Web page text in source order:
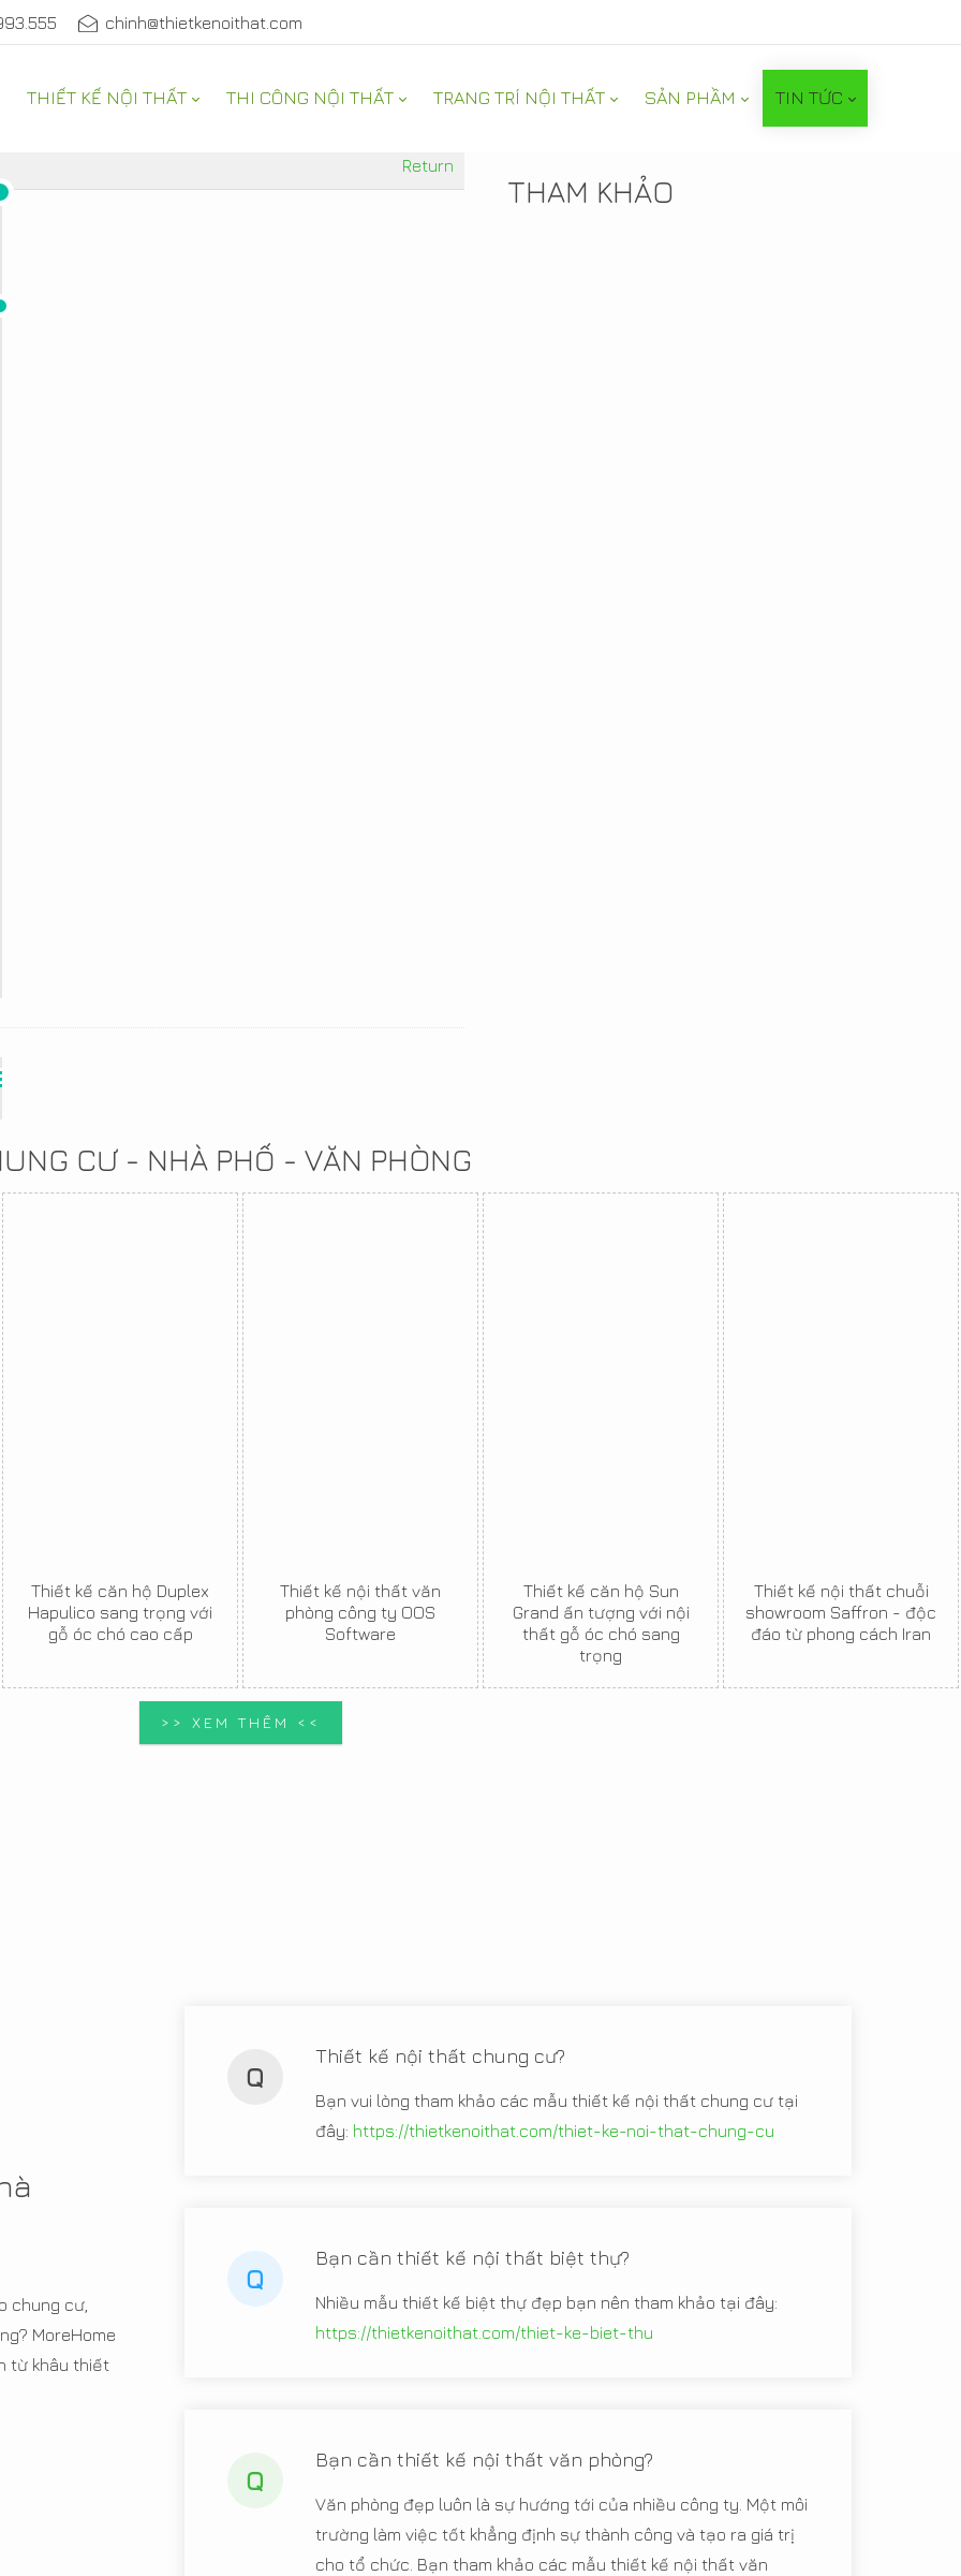
chinh@thietkenoithat.com
THIẾT KẾ NỘI THẤT THI CÔNG NỘI THẤT TRANG TRÍ NỘI THẤT SẢN PHẦM TIN TỨC
Return
TIN NỔI BẬT
THAM KHẢO
CƯ - NHÀ PHỐ - VĂN PHÒNG
Thiết kế căn hộ Duplex
Hapulico sang trọng với
gỗ óc chó cao cấp
Thiết kế nội thất văn
phòng công ty OOS
Software
Thiết kế căn hộ Sun
Grand ấn tượng với nội
thất gỗ óc chó sang
trọng
Thiết kế nội thất chuỗi
showroom Saffron - độc
đáo từ phong cách Iran
>> XEM THÊM <<
chung cư,
MoreHome
từ khâu thiết
Q
Thiết kế nội thất chung cư?
Bạn vui lòng tham khảo các mẫu thiết kế nội thất chung cư tại
đây: https://thietkenoithat.com/thiet-ke-noi-that-chung-cu
Q
Bạn cần thiết kế nội thất biệt thự?
Nhiều mẫu thiết kế biệt thự đẹp bạn nên tham khảo tại đây:
https://thietkenoithat.com/thiet-ke-biet-thu
Q
Bạn cần thiết kế nội thất văn phòng?
Văn phòng đẹp luôn là sự hướng tới của nhiều công ty. Một môi
trường làm việc tốt khẳng định sự thành công và tạo ra giá trị
cho tổ chức. Bạn tham khảo các mẫu thiết kế nội thất văn